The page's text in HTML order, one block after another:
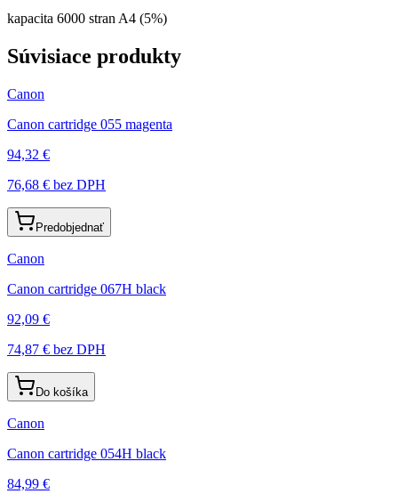
kapacita 6000 stran A4 (5%)
Súvisiace produkty
Canon
Canon cartridge 055 magenta
94,32 €
76,68 € bez DPH
Predobjednať
Canon
Canon cartridge 067H black
92,09 €
74,87 € bez DPH
Do košíka
Canon
Canon cartridge 054H black
84,99 €